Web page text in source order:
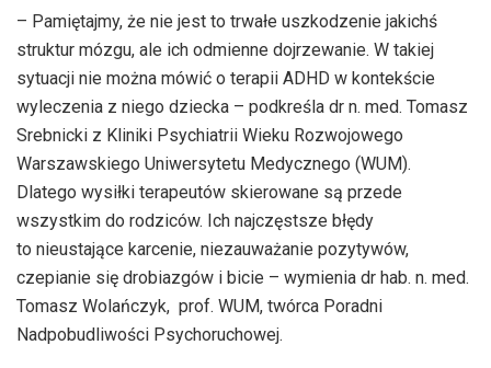
– Pamiętajmy, że nie jest to trwałe uszkodzenie jakichś
struktur mózgu, ale ich odmienne dojrzewanie. W takiej
sytuacji nie można mówić o terapii ADHD w kontekście
wyleczenia z niego dziecka – podkreśla dr n. med. Tomasz
Srebnicki z Kliniki Psychiatrii Wieku Rozwojowego
Warszawskiego Uniwersytetu Medycznego (WUM).
Dlatego wysiłki terapeutów skierowane są przede
wszystkim do rodziców. Ich najczęstsze błędy
to nieustające karcenie, niezauważanie pozytywów,
czepianie się drobiazgów i bicie – wymienia dr hab. n. med.
Tomasz Wolańczyk, prof. WUM, twórca Poradni
Nadpobudliwości Psychoruchowej.